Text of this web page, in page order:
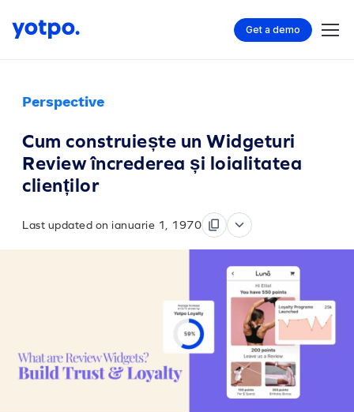
Get a demo
Perspective
Cum construiește un Widgeturi
Review încrederea și loialitatea
clienților
Last updated on ianuarie 1, 1970